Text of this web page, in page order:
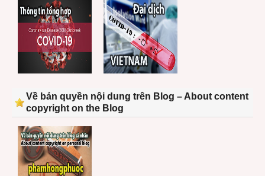
Về bản quyền nội dung trên Blog – About content
copyright on the Blog